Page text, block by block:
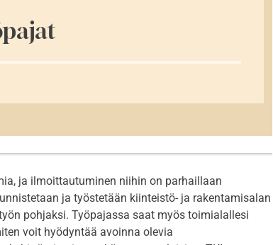
ja ilmoittautuminen niihin on parhaillaan
ja työstetään kiinteistö- ja rakentamisalan
pohjaksi. Työpajassa saat myös toimialallesi
voit hyödyntää avoinna olevia